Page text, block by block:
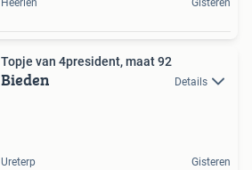
Heerlen Gisteren
Topje van 4president, maat 92
Bieden Details
Ureterp Gisteren